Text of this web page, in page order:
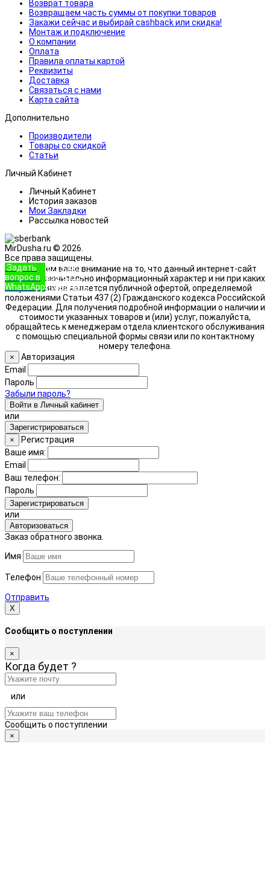
Возврат товара
Возвращаем часть суммы от покупки товаров
Закажи сейчас и выбирай cashback или скидка!
Монтаж и подключение
О компании
Оплата
Правила оплаты картой
Реквизиты
Доставка
Связаться с нами
Карта сайта
Дополнительно
Производители
Товары со скидкой
Статьи
Личный Кабинет
Личный Кабинет
История заказов
Мои Закладки
Рассылка новостей
MirDusha.ru © 2026.
Все права защищены.
Обращаем ваше внимание на то, что данный интернет-сайт
носит исключительно информационный характер и ни при каких
условиях не является публичной офертой, определяемой
положениями Статьи 437 (2) Гражданского кодекса Российской
Федерации. Для получения подробной информации о наличии и
стоимости указанных товаров и (или) услуг, пожалуйста,
обращайтесь к менеджерам отдела клиентского обслуживания
с помощью специальной формы связи или по контактному
номеру телефона.
Задать
вопрос в
WhatsApp
+7 (933)
888-8322
Позвонить
×
Авторизация
Email
Пароль
Забыли пароль?
Войти в Личный кабинет
или
Зарегистрироваться
×
Регистрация
Ваше имя:
Email
Ваш телефон:
Пароль
Зарегистрироваться
или
Авторизоваться
Заказ обратного звонка.
Имя
Телефон
Отправить
Х
Сообщить о поступлении
×
Когда будет ?
или
Сообщить о поступлении
×